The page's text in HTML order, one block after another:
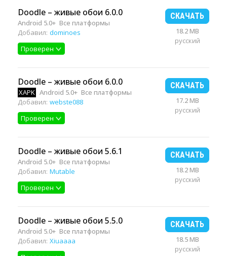
Doodle – живые обои 6.0.0
Android 5.0+ Все платформы
Добавил: dominoes
Проверен
СКАЧАТЬ
18.2 MB
русский
Doodle – живые обои 6.0.0
XAPK Android 5.0+ Все платформы
Добавил: webste088
Проверен
СКАЧАТЬ
17.2 MB
русский
Doodle – живые обои 5.6.1
Android 5.0+ Все платформы
Добавил: Mutable
Проверен
СКАЧАТЬ
18.2 MB
русский
Doodle – живые обои 5.5.0
Android 5.0+ Все платформы
Добавил: Xiuaaaa
СКАЧАТЬ
18.5 MB
русский